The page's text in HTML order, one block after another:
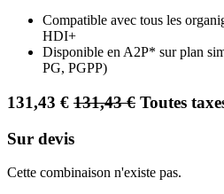
Compatible avec tous les
HDI+
Disponible en A2P* sur plan
PG, PGPP)
131,43 € 131,43€ Toutes
Sur devis
Cette combinaison n'existe pas.